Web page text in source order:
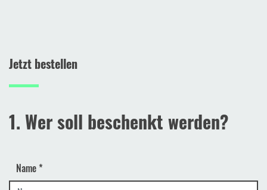
Jetzt bestellen
1. Wer soll beschenkt werden?
Name*